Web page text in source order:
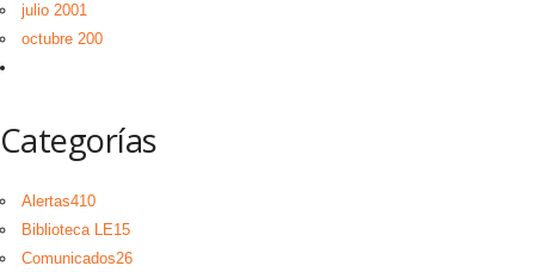
julio 2001
octubre 200
Categorías
Alertas410
Biblioteca LE15
Comunicados26